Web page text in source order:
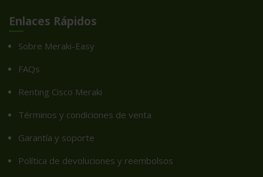
Enlaces Rápidos
Sobre Meraki-Easy
FAQs
Renting Cisco Meraki
Términos y condiciones de venta
Garantía y soporte
Política de devoluciones y reembolsos